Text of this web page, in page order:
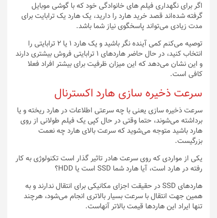
اگر برای نگهداری فیلم های خانوادگی خود که با گوشی موبایل
گرفته شده‌اند قصد خرید هارد را دارید، یک هارد یک ترابایت برای
مدت زیادی می‌تواند پاسخگوی نیاز شما باشد.
توصیه می‌کنم کمی آینده نگر باشید و یک هارد ۱ یا ۲ ترابایتی را
انتخاب کنید، در حال حاضر هاردهای ۱ ترابایتی فروش بیشتری دارند
و این نشان می‌دهد که این میزان ظرفیت برای بیشتر افراد فعلا
کافی است.
سرعت ذخیره سازی هارد اکسترنال
سرعت ذخیره سازی یعنی با چه سرعتی اطلاعات در هارد ریخته و یا
برداشته می‌شوند، حتما وقتی در حال کپی یک فیلم طولانی از روی
هارد باشید متوجه می‌شوید که سرعت بالای هارد چه نعمت
بزرگیست.
یکی از مواردی که روی سرعت هادر تاثیر گذار است تکنولوژی به کار
رفته در هارد است، آیا هارد شما SSD است یا HDD؟
هاردهای SSD در حقیقت اجزای مکانیکی برای انتقال ندارند و به
همین جهت انتقال با سرعت بسیار بالاتری انجام می‌شود، هرچند
تنها ایراد این هاردها قیمت بالاتر آنهاست.